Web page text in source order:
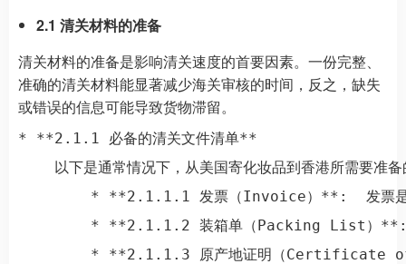
2.1 清关材料的准备
清关材料的准备是影响清关速度的首要因素。一份完整、
准确的清关材料能显著减少海关审核的时间，反之，缺失
或错误的信息可能导致货物滞留。
* **2.1.1 必备的清关文件清单**
以下是通常情况下，从美国寄化妆品到香港所需要准备
* **2.1.1.1 发票（Invoice）**:  发票是清关
* **2.1.1.2 装箱单（Packing List）**:  装
* **2.1.1.3 原产地证明（Certificate of